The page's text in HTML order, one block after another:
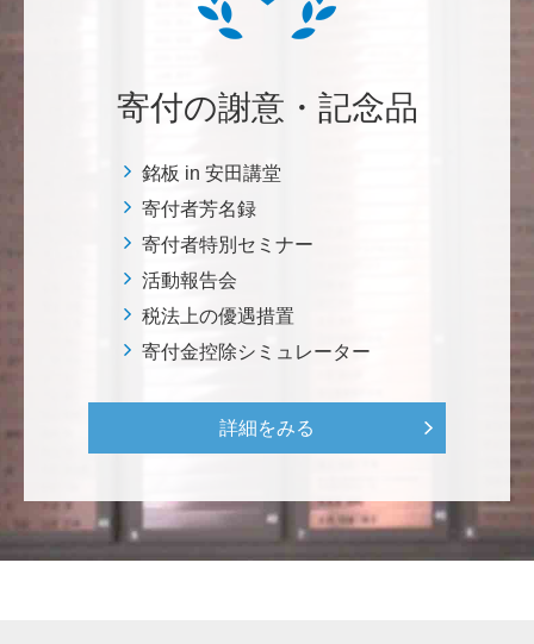
微力ながら後輩のみなさんのご活躍を期待してます！
<ラクロス部>
田畑 和樹
対校戦勝利、インカレ優勝目指して頑張ってくださ
い！ <漕艇部>
自身の高齢化とともに、障害のある方の苦労がよく理
いドアの自動ドア化あるいは開閉しやすい折り戸化」
をはじめとして、身近なことでやらなければならない
です。 <障害のある学生や研究者の活躍応援基金>
寄付の謝意・記念品
銘板 in 安田講堂
寄付者芳名録
寄付者特別セミナー
活動報告会
税法上の優遇措置
寄付金控除シミュレーター
詳細をみる